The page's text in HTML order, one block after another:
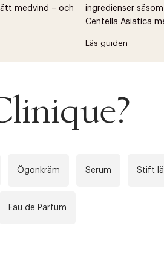
medvind – och
ingredienser
Centella Asiatica
Läs guiden
Ögonkräm Serum Stift
Eau de Parfum